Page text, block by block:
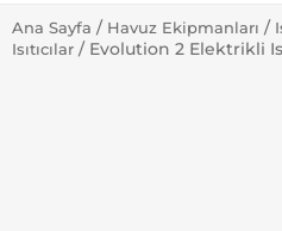
Yüzme Havuzları
Ana Sayfa / Havuz Ekipmanları /
Isıtıcılar / Evolution 2 Elektrikli